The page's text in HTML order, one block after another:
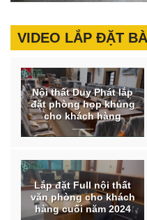
VIDEO LẮP ĐẶT
Nội thất Duy Phát lắp
đặt phòng họp khủng
cho khách hàng
Lắp đặt Full nội thất
văn phòng cho khách
hàng cuối năm 2024